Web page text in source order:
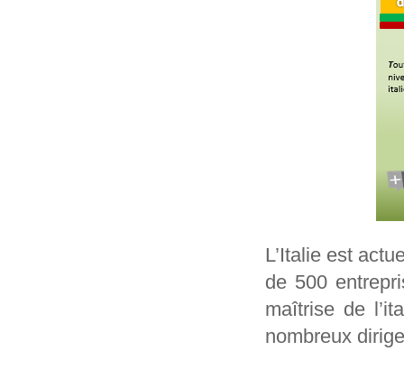
L’Italie est
de 500
maîtrise de
nombreux